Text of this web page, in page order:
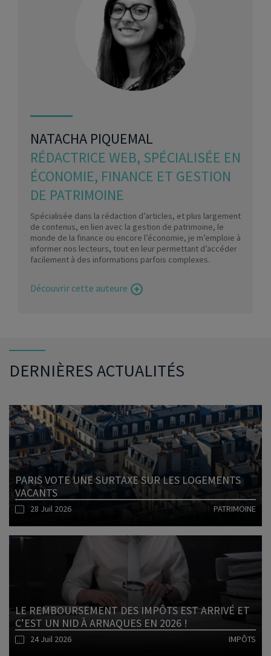
NATACHA PIQUEMAL
RÉDACTRICE WEB, SPÉCIALISÉE EN
ÉCONOMIE, FINANCE ET GESTION
DE PATRIMOINE
Spécialisée dans la rédaction d’articles, et plus largement
de contenus, en lien avec la gestion de patrimoine, le
monde de la finance ou encore l’économie, je m’emploie à
informer nos lecteurs, tout en leur permettant d’accéder
facilement à des informations parfois complexes.
Découvrir cette auteure
DERNIÈRES ACTUALITÉS
PARIS VOTE UNE SURTAXE SUR LES LOGEMENTS
VACANTS
28 Juil 2026 PATRIMOINE
LE REMBOURSEMENT DES IMPÔTS EST ARRIVÉ ET
C’EST UN NID À ARNAQUES EN 2026 !
24 Juil 2026 IMPÔTS